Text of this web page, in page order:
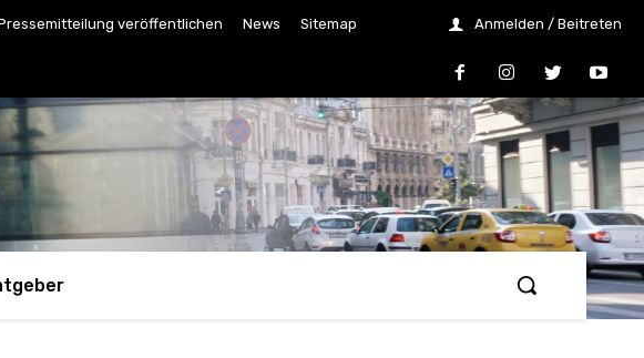
veröffentlichen News Sitemap Anmelden / Beitreten